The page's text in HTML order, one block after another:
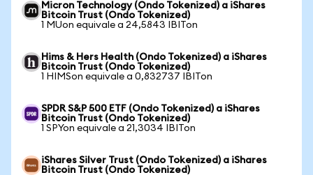
Micron Technology (Ondo Tokenized) a iShares
Bitcoin Trust (Ondo Tokenized)
1 MUon equivale a 24,5843 IBITon
Hims & Hers Health (Ondo Tokenized) a iShares
Bitcoin Trust (Ondo Tokenized)
1 HIMSon equivale a 0,832737 IBITon
SPDR S&P 500 ETF (Ondo Tokenized) a iShares
Bitcoin Trust (Ondo Tokenized)
1 SPYon equivale a 21,3034 IBITon
iShares Silver Trust (Ondo Tokenized) a iShares
Bitcoin Trust (Ondo Tokenized)